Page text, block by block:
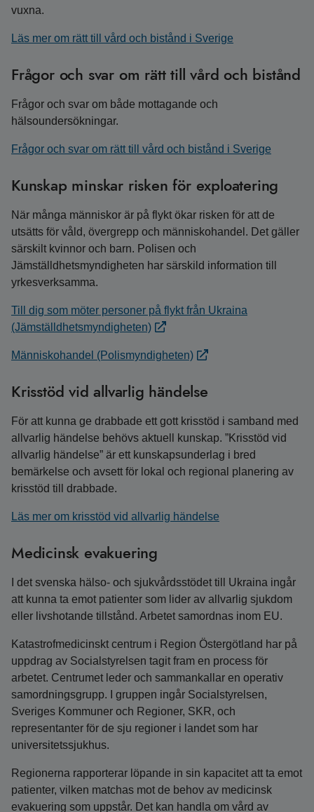
vuxna.
Läs mer om rätt till vård och bistånd i Sverige
Frågor och svar om rätt till vård och bistånd
Frågor och svar om både mottagande och
hälsoundersökningar.
Frågor och svar om rätt till vård och bistånd i Sverige
Kunskap minskar risken för exploatering
När många människor är på flykt ökar risken för att de
utsätts för våld, övergrepp och människohandel. Det gäller
särskilt kvinnor och barn. Polisen och
Jämställdhetsmyndigheten har särskild information till
yrkesverksamma.
Till dig som möter personer på flykt från Ukraina
(Jämställdhetsmyndigheten)
Människohandel (Polismyndigheten)
Krisstöd vid allvarlig händelse
För att kunna ge drabbade ett gott krisstöd i samband med
allvarlig händelse behövs aktuell kunskap. ”Krisstöd vid
allvarlig händelse” är ett kunskapsunderlag i bred
bemärkelse och avsett för lokal och regional planering av
krisstöd till drabbade.
Läs mer om krisstöd vid allvarlig händelse
Medicinsk evakuering
I det svenska hälso- och sjukvårdsstödet till Ukraina ingår
att kunna ta emot patienter som lider av allvarlig sjukdom
eller livshotande tillstånd. Arbetet samordnas inom EU.
Katastrofmedicinskt centrum i Region Östergötland har på
uppdrag av Socialstyrelsen tagit fram en process för
arbetet. Centrumet leder och sammankallar en operativ
samordningsgrupp. I gruppen ingår Socialstyrelsen,
Sveriges Kommuner och Regioner, SKR, och
representanter för de sju regioner i landet som har
universitetssjukhus.
Regionerna rapporterar löpande in sin kapacitet att ta emot
patienter, vilken matchas mot de behov av medicinsk
evakuering som uppstår. Det kan handla om vård av